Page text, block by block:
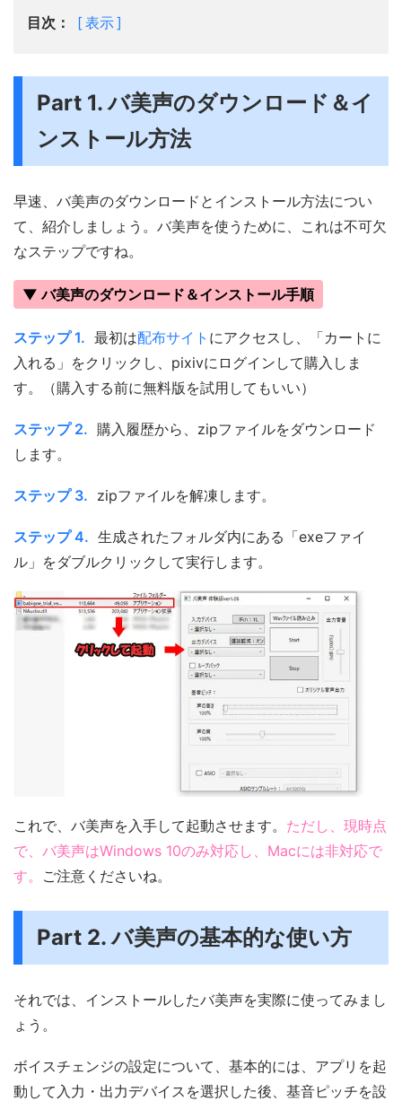
目次： 表示
Part 1. バ美声のダウンロード＆イ
ンストール方法
早速、バ美声のダウンロードとインストール方法につい
て、紹介しましょう。バ美声を使うために、これは不可欠
なステップですね。
▼ バ美声のダウンロード＆インストール手順
ステップ 1. 最初は配布サイト にアクセスし、「カートに
入れる」をクリックし、pixivにログインして購入しま
す。（購入する前に無料版を試用してもいい）
ステップ 2. 購入履歴から、zipファイルをダウンロード
します。
ステップ 3. zipファイルを解凍します。
ステップ 4. 生成されたフォルダ内にある「exeファイ
ル」をダブルクリックして実行します。
これで、バ美声を入手して起動させます。 ただし、現時点
で、バ美声はWindows 10のみ対応し、Macには非対応で
す。 ご注意くださいね。
Part 2. バ美声の基本的な使い方
それでは、インストールしたバ美声を実際に使ってみまし
ょう。
ボイスチェンジの設定について、基本的には、アプリを起
動して入力・出力デバイスを選択した後、基音ピッチを設